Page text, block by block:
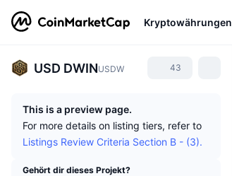
Kryptowährungen
USD DWINUSDW 43
This is a preview page.
For more details on listing tiers, refer to
Listings Review Criteria Section B - (3).
Gehört dir dieses Projekt?